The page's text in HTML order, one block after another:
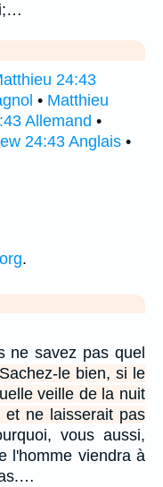
24:43
• Matthieu
Allemand •
24:43 Anglais •
.
ne savez pas quel
Sachez-le bien, si le
veille de la nuit
et ne laisserait pas
vous aussi,
l'homme viendra à